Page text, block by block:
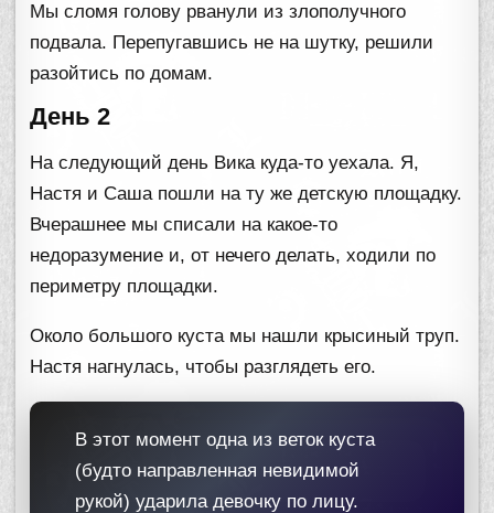
Мы сломя голову рванули из злополучного
подвала. Перепугавшись не на шутку, решили
разойтись по домам.
День 2
На следующий день Вика куда-то уехала. Я,
Настя и Саша пошли на ту же детскую площадку.
Вчерашнее мы списали на какое-то
недоразумение и, от нечего делать, ходили по
периметру площадки.
Около большого куста мы нашли крысиный труп.
Настя нагнулась, чтобы разглядеть его.
В этот момент одна из веток куста
(будто направленная невидимой
рукой) ударила девочку по лицу.